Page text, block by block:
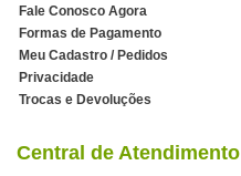
Fale Conosco Agora
Formas de Pagamento
Meu Cadastro / Pedidos
Privacidade
Trocas e Devoluções
Central de Atendimento